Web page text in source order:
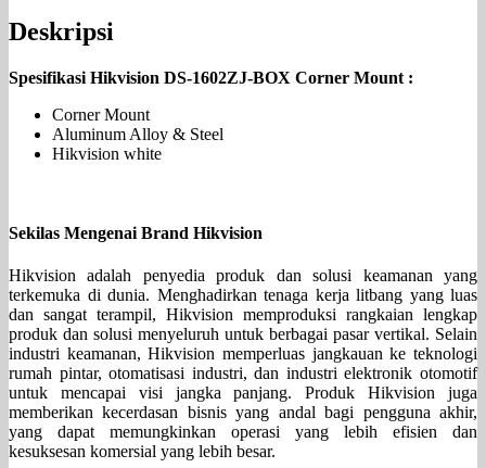
Deskripsi
Spesifikasi Hikvision DS-1602ZJ-BOX Corner Mount :
Corner Mount
Aluminum Alloy & Steel
Hikvision white
Sekilas Mengenai Brand Hikvision
Hikvision adalah penyedia produk dan solusi keamanan yang
terkemuka di dunia. Menghadirkan tenaga kerja litbang yang luas
dan sangat terampil, Hikvision memproduksi rangkaian lengkap
produk dan solusi menyeluruh untuk berbagai pasar vertikal. Selain
industri keamanan, Hikvision memperluas jangkauan ke teknologi
rumah pintar, otomatisasi industri, dan industri elektronik otomotif
untuk mencapai visi jangka panjang. Produk Hikvision juga
memberikan kecerdasan bisnis yang andal bagi pengguna akhir,
yang dapat memungkinkan operasi yang lebih efisien dan
kesuksesan komersial yang lebih besar.